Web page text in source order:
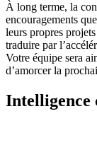
À long terme, la
encouragements
leurs propres
traduire par
Votre équipe sera
d’amorcer la
Intelligence